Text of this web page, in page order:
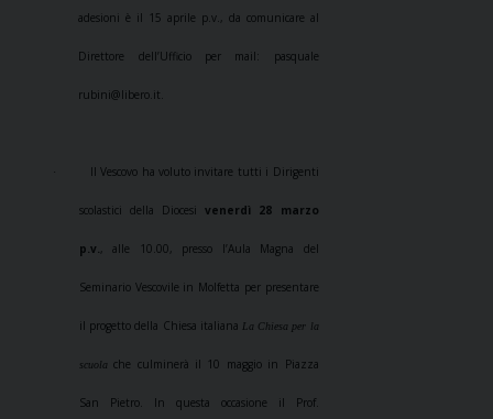
adesioni è il 15 aprile p.v., da comunicare al
Direttore dell’Ufficio per mail: pasquale
rubini@libero.it.
· Il Vescovo ha voluto invitare tutti i Dirigenti
scolastici della Diocesivenerdì 28 marzo
p.v., alle 10.00, presso l’Aula Magna del
Seminario Vescovile in Molfetta per presentare
il progetto della Chiesa italiana La Chiesa per la
scuola che culminerà il 10 maggio in Piazza
San Pietro. In questa occasione il Prof.